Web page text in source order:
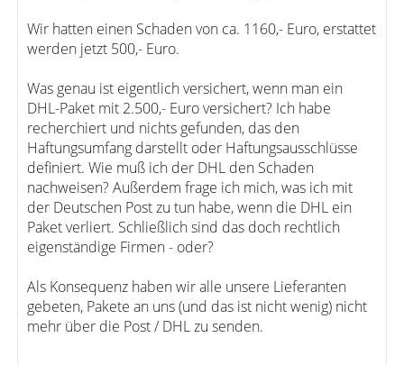
Wir hatten einen Schaden von ca. 1160,- Euro, erstattet
werden jetzt 500,- Euro.
Was genau ist eigentlich versichert, wenn man ein
DHL-Paket mit 2.500,- Euro versichert? Ich habe
recherchiert und nichts gefunden, das den
Haftungsumfang darstellt oder Haftungsausschlüsse
definiert. Wie muß ich der DHL den Schaden
nachweisen? Außerdem frage ich mich, was ich mit
der Deutschen Post zu tun habe, wenn die DHL ein
Paket verliert. Schließlich sind das doch rechtlich
eigenständige Firmen - oder?
Als Konsequenz haben wir alle unsere Lieferanten
gebeten, Pakete an uns (und das ist nicht wenig) nicht
mehr über die Post / DHL zu senden.